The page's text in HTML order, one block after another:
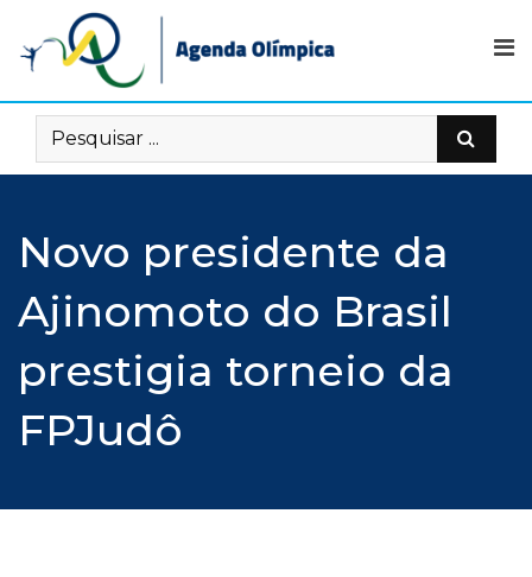
content
Novo presidente da
Ajinomoto do Brasil
prestigia torneio da
FPJudô